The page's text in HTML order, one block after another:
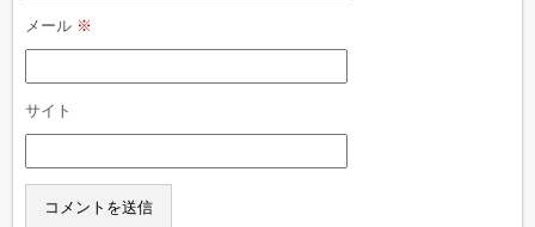
メール ※
サイト